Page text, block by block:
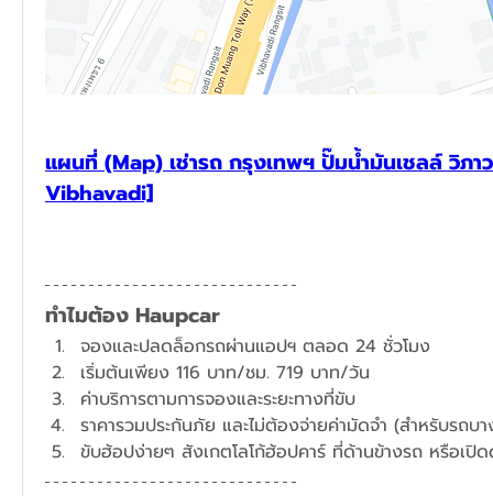
แผนที่ (Map) เช่ารถ กรุงเทพฯ ปั๊มน้ำมันเชลล์ วิภา
Vibhavadi]
ทำไมต้อง Haupcar
จองและปลดล็อกรถผ่านแอปฯ ตลอด 24 ชั่วโมง
​เริ่มต้นเพียง 116 บาท/ชม. 719 บาท/วัน
ค่าบริการตามการจองและระยะทางที่ขับ
ราคารวมประกันภัย และไม่ต้องจ่ายค่ามัดจำ (สำหรับรถบ
ขับฮ้อปง่ายๆ สังเกตโลโก้ฮ้อปคาร์ ที่ด้านข้างรถ หรือเปิ